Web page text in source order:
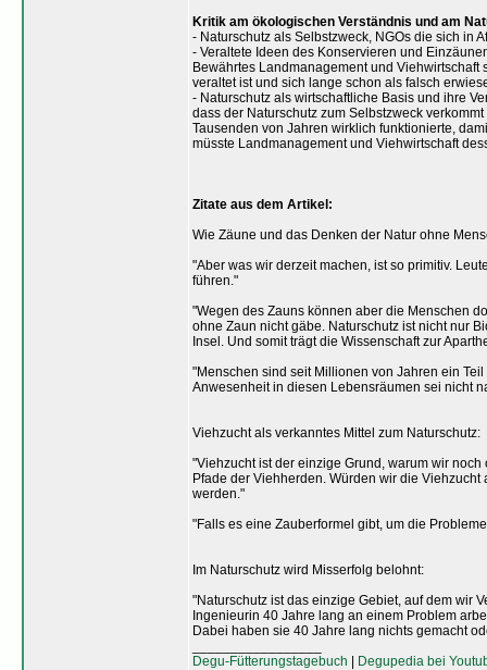
Kritik am ökologischen Verständnis und am
- Naturschutz als Selbstzweck, NGOs die sich in
- Veraltete Ideen des Konservieren und
Bewährtes Landmanagement und
veraltet ist und sich lange schon als falsch
- Naturschutz als wirtschaftliche Basis und ihre
dass der Naturschutz zum Selbstzweck
Tausenden von Jahren wirklich funktionierte,
müsste Landmanagement und Viehwirtschaft
Zitate aus dem Artikel:
Wie Zäune und das Denken der Natur ohne
"Aber was wir derzeit machen, ist so primitiv.
führen."
"Wegen des Zauns können aber die Menschen
ohne Zaun nicht gäbe. Naturschutz ist nicht nur
Insel. Und somit trägt die Wissenschaft zur
"Menschen sind seit Millionen von Jahren ein
Anwesenheit in diesen Lebensräumen sei nicht
Viehzucht als verkanntes Mittel zum Naturschutz:
"Viehzucht ist der einzige Grund, warum wir
Pfade der Viehherden. Würden wir die
werden."
"Falls es eine Zauberformel gibt, um die
Im Naturschutz wird Misserfolg belohnt:
"Naturschutz ist das einzige Gebiet, auf dem wir
Ingenieurin 40 Jahre lang an einem Problem
Dabei haben sie 40 Jahre lang nichts gemacht
Degu-Fütterungstagebuch
Degupedia bei